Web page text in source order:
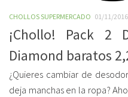
CHOLLOS SUPERMERCADO 01/11/2016
¡Chollo! Pack 2
Diamond baratos
¿Quieres cambiar de
deja manchas en la ropa?